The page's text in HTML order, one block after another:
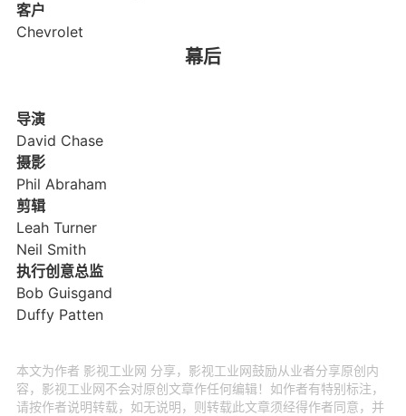
客户
Chevrolet
幕后
导演
David Chase
摄影
Phil Abraham
剪辑
Leah Turner
Neil Smith
执行创意总监
Bob Guisgand
Duffy Patten
本文为作者 影视工业网 分享，影视工业网鼓励从业者分享原创内
容，影视工业网不会对原创文章作任何编辑！如作者有特别标注，
请按作者说明转载，如无说明，则转载此文章须经得作者同意，并